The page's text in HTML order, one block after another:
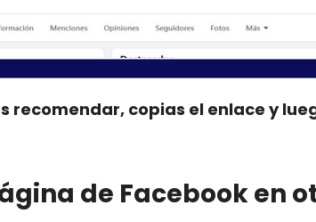
recomendar, copias el enlace y
de Facebook en